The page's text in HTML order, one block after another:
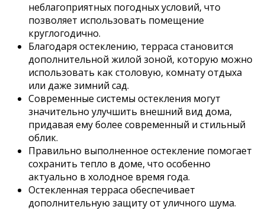
неблагоприятных погодных условий, что
позволяет использовать помещение
круглогодично.
Благодаря остеклению, терраса становится
дополнительной жилой зоной, которую можно
использовать как столовую, комнату отдыха
или даже зимний сад.
Современные системы остекления могут
значительно улучшить внешний вид дома,
придавая ему более современный и стильный
облик.
Правильно выполненное остекление помогает
сохранить тепло в доме, что особенно
актуально в холодное время года.
Остекленная терраса обеспечивает
дополнительную защиту от уличного шума.